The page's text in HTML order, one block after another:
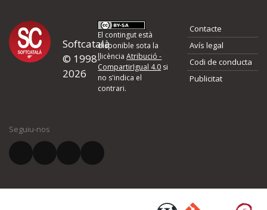
Proposeu-nos millores o
d'errors
Si heu trobat un error o voleu proposar alguna millora, ompliu els
quina és la millora que proposeu o l'error del qual voleu informar-
El vostre correu electrònic *
Softcatalà
© 1998-
2026
El contingut està
disponible sota la
llicènciaAtribució -
CompartirIgual 4.0 si
no s'indica el
contrari.
Contacte
Avís legal
Codi de conducta
Publicitat
Seguiu-nos